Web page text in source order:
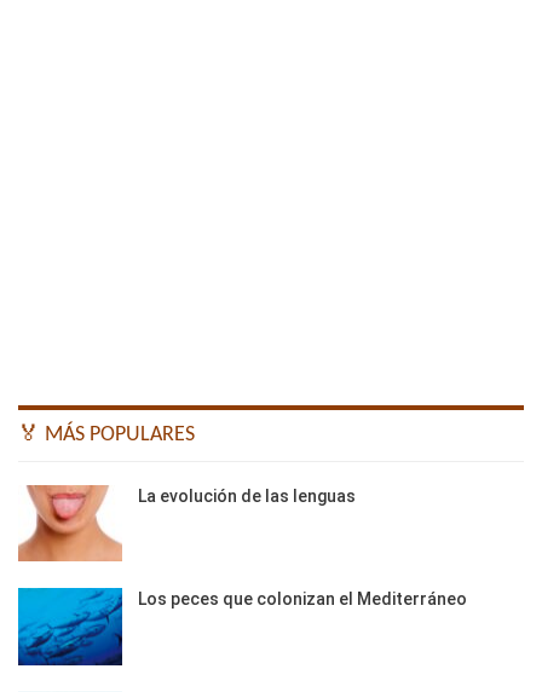
🏅 MÁS POPULARES
La evolución de las lenguas
Los peces que colonizan el Mediterráneo